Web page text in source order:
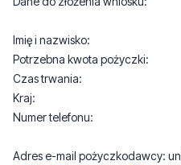
Kraj:
Numer telefonu:
Adres e-mail pożyczkodawcy:
2 3 Zgłoś komentarz